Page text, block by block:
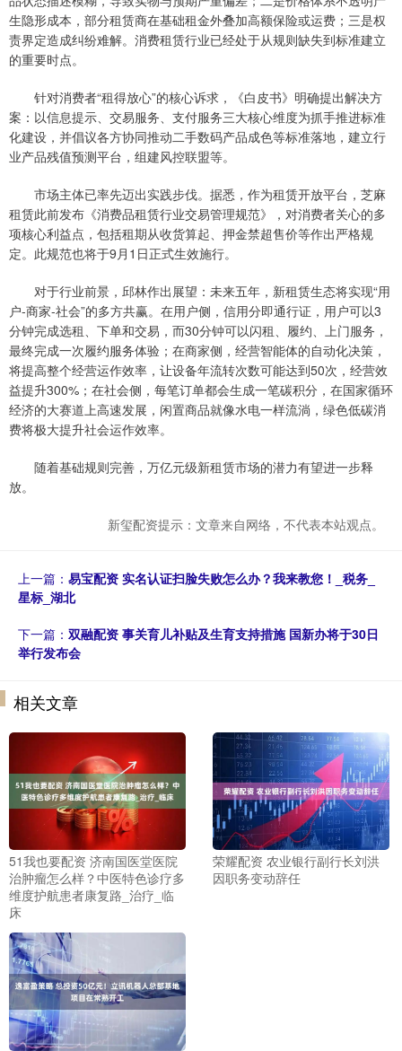
生隐形成本，部分租赁商在基础租金外叠加高额保险或运费；三是权
责界定造成纠纷难解。消费租赁行业已经处于从规则缺失到标准建立
的重要时点。
针对消费者“租得放心”的核心诉求，《白皮书》明确提出解决方
案：以信息提示、交易服务、支付服务三大核心维度为抓手推进标准
化建设，并倡议各方协同推动二手数码产品成色等标准落地，建立行
业产品残值预测平台，组建风控联盟等。
市场主体已率先迈出实践步伐。据悉，作为租赁开放平台，芝麻
租赁此前发布《消费品租赁行业交易管理规范》，对消费者关心的多
项核心利益点，包括租期从收货算起、押金禁超售价等作出严格规
定。此规范也将于9月1日正式生效施行。
对于行业前景，邱林作出展望：未来五年，新租赁生态将实现“用
户-商家-社会”的多方共赢。在用户侧，信用分即通行证，用户可以3
分钟完成选租、下单和交易，而30分钟可以闪租、履约、上门服务，
最终完成一次履约服务体验；在商家侧，经营智能体的自动化决策，
将提高整个经营运作效率，让设备年流转次数可能达到50次，经营效
益提升300%；在社会侧，每笔订单都会生成一笔碳积分，在国家循环
经济的大赛道上高速发展，闲置商品就像水电一样流淌，绿色低碳消
费将极大提升社会运作效率。
随着基础规则完善，万亿元级新租赁市场的潜力有望进一步释
放。
新玺配资提示：文章来自网络，不代表本站观点。
上一篇： 易宝配资 实名认证扫脸失败怎么办？我来教您！_税务_
星标_湖北
下一篇： 双融配资 事关育儿补贴及生育支持措施 国新办将于30日
举行发布会
相关文章
51我也要配资 济南国医堂医院
治肿瘤怎么样？中医特色诊疗多
维度护航患者康复路_治疗_临
床
荣耀配资 农业银行副行长刘洪
因职务变动辞任